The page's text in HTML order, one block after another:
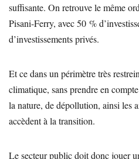
suffisante. On retrouve le même
Pisani-Ferry, avec 50 %
d’investissements privés.
Et ce dans un périmètre très
climatique, sans prendre en
la nature, de dépollution, ainsi les
accèdent à la transition.
Le secteur public doit donc jouer